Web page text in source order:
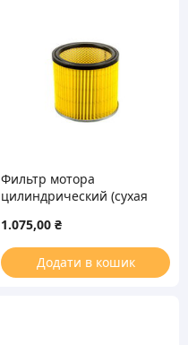
Фильтр мотора
цилиндрический (сухая
Thomas 787421
1.075,00 ₴
Додати в кошик